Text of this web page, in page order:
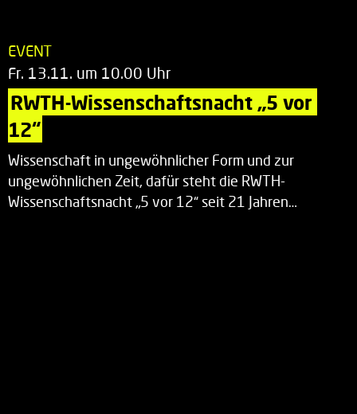
EVENT
Fr. 13.11. um 10.00 Uhr
RWTH-Wissenschaftsnacht „5 vor
12“
Wissenschaft in ungewöhnlicher Form und zur
ungewöhnlichen Zeit, dafür steht die RWTH-
Wissenschaftsnacht „5 vor 12“ seit 21 Jahren…